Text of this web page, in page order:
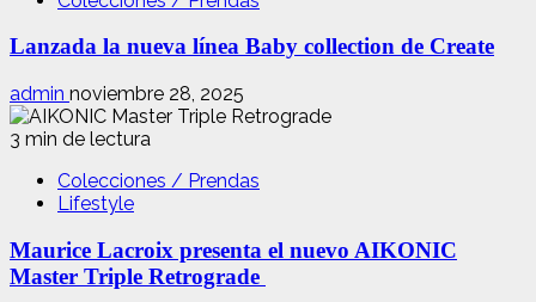
Lanzada la nueva línea Baby collection de Create
admin noviembre 28, 2025
3 min de lectura
Colecciones / Prendas
Lifestyle
Maurice Lacroix presenta el nuevo AIKONIC
Master Triple Retrograde